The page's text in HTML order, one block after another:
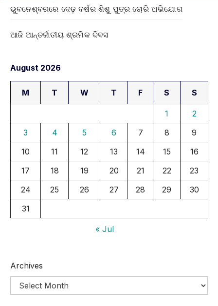
ଭୁବନେଶ୍ବରରେ ଦେଢ଼ ବର୍ଷର ଶିଶୁ ପୁତ୍ର ଚୋରି ଅଭିଯୋଗ
ଆଜି ଆନ୍ତର୍ଜାତୀୟ ଶ୍ରମିକ ଦିବସ
August 2026
M T W T F S S
1
2
3
4 5 6 7 8
9
10
11 12 13 14 15
16
17
18 19 20 21 22
23
24
25 26 27 28 29
30
31
« Jul
Archives